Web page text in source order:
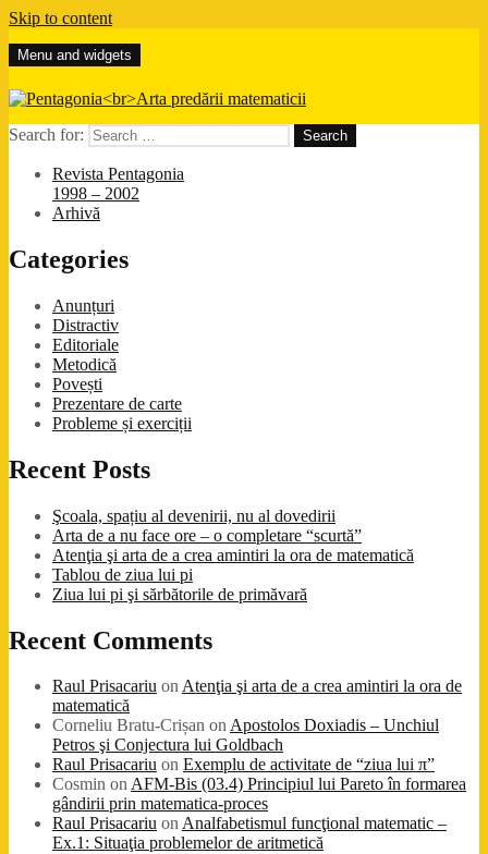
Skip to content
Pentagonia
Arta predării matematicii
Menu and widgets
Search for:
Revista Pentagonia
1998 – 2002
Arhivă
Categories
Anunțuri
Distractiv
Editoriale
Metodică
Povești
Prezentare de carte
Probleme și exerciții
Recent Posts
Şcoala, spațiu al devenirii, nu al dovedirii
Arta de a nu face ore – o completare “scurtă”
Atenţia şi arta de a crea amintiri la ora de matematică
Tablou de ziua lui pi
Ziua lui pi şi sărbătorile de primăvară
Recent Comments
Raul Prisacariu onAtenţia şi arta de a crea amintiri la ora de
matematică
Corneliu Bratu-Crișan onApostolos Doxiadis – Unchiul
Petros şi Conjectura lui Goldbach
Raul Prisacariu on Exemplu de activitate de “ziua lui π”
Cosmin onAFM-Bis (03.4) Principiul lui Pareto în formarea
gândirii prin matematica-proces
Raul Prisacariu onAnalfabetismul funcţional matematic –
Ex.1: Situaţia problemelor de aritmetică